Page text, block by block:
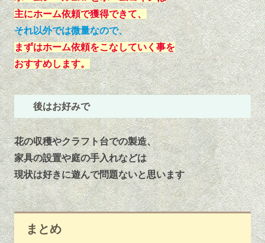
主にホーム依頼で獲得できて、
それ以外では微量なので、
まずはホーム依頼をこなしていく事を
おすすめします。
後はお好みで
花の収穫やクラフト台での製造、
家具の設置や庭の手入れなどは
現状は好きに遊んで問題ないと思います
まとめ